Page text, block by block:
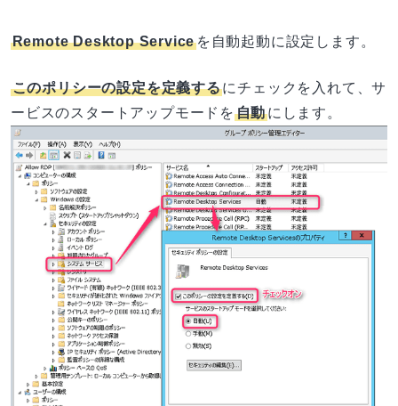
Remote Desktop Serviceを自動起動に設定します。
このポリシーの設定を定義するにチェックを入れて、サ
ービスのスタートアップモードを自動にします。